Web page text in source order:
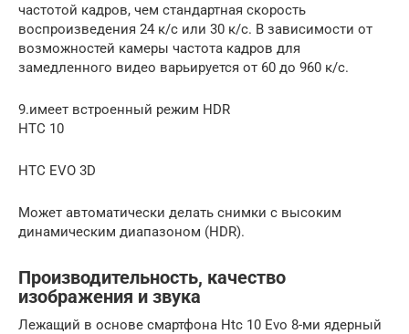
частотой кадров, чем стандартная скорость
воспроизведения 24 к/с или 30 к/с. В зависимости от
возможностей камеры частота кадров для
замедленного видео варьируется от 60 до 960 к/с.
9.имеет встроенный режим HDR
HTC 10
HTC EVO 3D
Может автоматически делать снимки с высоким
динамическим диапазоном (HDR).
Производительность, качество
изображения и звука
Лежащий в основе смартфона Htc 10 Evo 8-ми ядерный